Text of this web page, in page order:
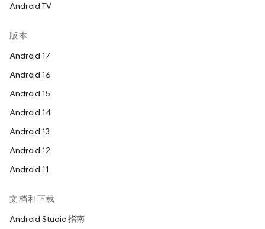
Android TV
版本
Android 17
Android 16
Android 15
Android 14
Android 13
Android 12
Android 11
文档和下载
Android Studio 指南